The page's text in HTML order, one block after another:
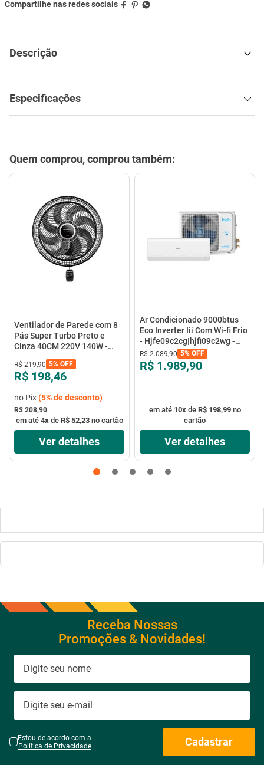
Descrição
Especificações
Quem comprou, comprou também:
Ventilador de Parede com 8
Pás Super Turbo Preto e
Cinza 40CM 220V 140W -
R$ 219,90 5% OFF
R$ 198,46
no Pix(5%de desconto)
R$ 208,90
em até 4xde R$ 52,23no cartão
Ver detalhes
Ar Condicionado 9000btus
Eco Inverter Iii Com Wi-fi Frio
- Hjfe09c2cg|hjfi09c2wg -
Elgin
R$ 2.089,90 5% OFF
R$ 1.989,90
em até 10xde R$ 198,99no
cartão
Ver detalhes
Receba Nossas
Promoções & Novidades!
Estou de acordo com a
Política de Privacidade
Cadastrar